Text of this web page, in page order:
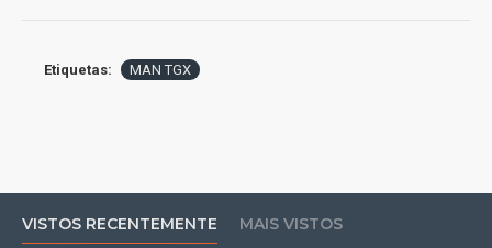
Etiquetas: MAN TGX
VISTOS RECENTEMENTE MAIS VISTOS